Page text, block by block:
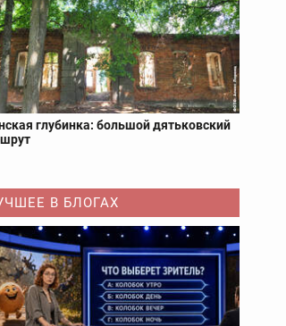
глубинка: большой дятьковский
В БЛОГАХ